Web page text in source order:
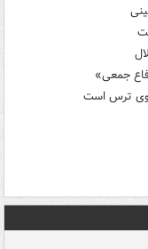
جمعی»
روی ترس است